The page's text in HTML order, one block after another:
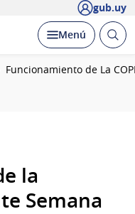
gub.uy
Desplegar
Menú Abrir
Funcionamiento de La
la
Semana